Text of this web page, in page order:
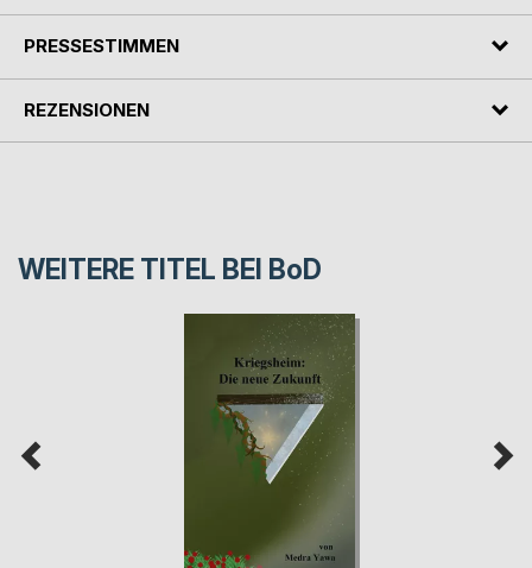
PRESSESTIMMEN
REZENSIONEN
WEITERE TITEL BEI BoD